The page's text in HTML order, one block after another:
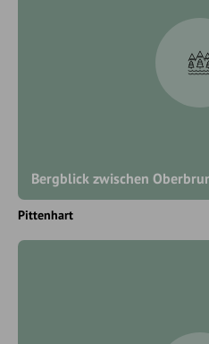
Bergblick zwischen
Pittenhart